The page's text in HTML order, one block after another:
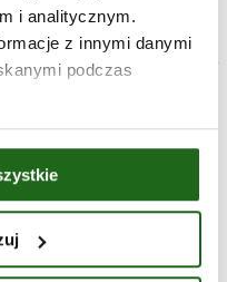
i analitycznym.
z innymi danymi
podczas
przedstawicieli trzech
poniżej) PubQuizach! Będą
o wartości 100 (1
PLN dla każdego z
będą do zdobycia na
05.08.2024, START:
START: 19:30
START: 19:00